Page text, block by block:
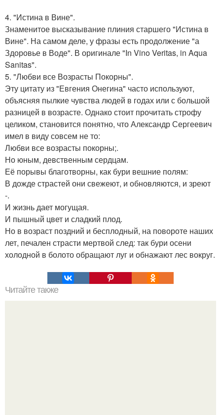
4. "Истина в Вине".
Знаменитое высказывание плиния старшего "Истина в
Вине". На самом деле, у фразы есть продолжение "а
Здоровье в Воде". В оригинале "In Vino Veritas, in Aqua
Sanitas".
5. "Любви все Возрасты Покорны".
Эту цитату из "Евгения Онегина" часто используют,
объясняя пылкие чувства людей в годах или с большой
разницей в возрасте. Однако стоит прочитать строфу
целиком, становится понятно, что Александр Сергеевич
имел в виду совсем не то:
Любви все возрасты покорны;.
Но юным, девственным сердцам.
Её порывы благотворны, как бури вешние полям:
В дожде страстей они свежеют, и обновляются, и зреют
-.
И жизнь дает могущая.
И пышный цвет и сладкий плод.
Но в возраст поздний и бесплодный, на повороте наших
лет, печален страсти мертвой след: так бури осени
холодной в болото обращают луг и обнажают лес вокруг.
Читайте также